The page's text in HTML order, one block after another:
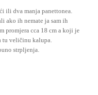
ili dva manja panettonea.
ako ih nemate ja sam ih
promjera cca 18 cm a koji je
veličinu kalupa.
strpljenja.